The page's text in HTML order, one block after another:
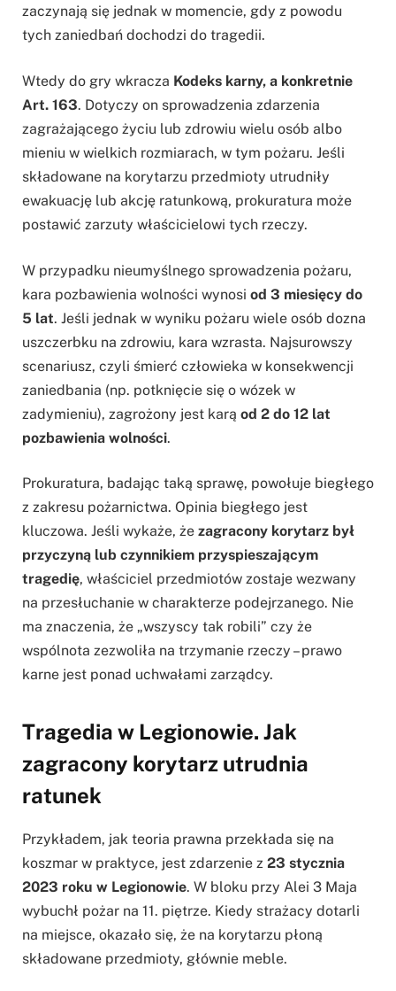
zaczynają się jednak w momencie, gdy z powodu
tych zaniedbań dochodzi do tragedii.
Wtedy do gry wkracza Kodeks karny, a konkretnie
Art. 163. Dotyczy on sprowadzenia zdarzenia
zagrażającego życiu lub zdrowiu wielu osób albo
mieniu w wielkich rozmiarach, w tym pożaru. Jeśli
składowane na korytarzu przedmioty utrudniły
ewakuację lub akcję ratunkową, prokuratura może
postawić zarzuty właścicielowi tych rzeczy.
W przypadku nieumyślnego sprowadzenia pożaru,
kara pozbawienia wolności wynosi od 3 miesięcy do
5 lat. Jeśli jednak w wyniku pożaru wiele osób dozna
uszczerbku na zdrowiu, kara wzrasta. Najsurowszy
scenariusz, czyli śmierć człowieka w konsekwencji
zaniedbania (np. potknięcie się o wózek w
zadymieniu), zagrożony jest karą od 2 do 12 lat
pozbawienia wolności.
Prokuratura, badając taką sprawę, powołuje biegłego
z zakresu pożarnictwa. Opinia biegłego jest
kluczowa. Jeśli wykaże, że zagracony korytarz był
przyczyną lub czynnikiem przyspieszającym
tragedię, właściciel przedmiotów zostaje wezwany
na przesłuchanie w charakterze podejrzanego. Nie
ma znaczenia, że „wszyscy tak robili” czy że
wspólnota zezwoliła na trzymanie rzeczy – prawo
karne jest ponad uchwałami zarządcy.
Tragedia w Legionowie. Jak
zagracony korytarz utrudnia
ratunek
Przykładem, jak teoria prawna przekłada się na
koszmar w praktyce, jest zdarzenie z 23 stycznia
2023 roku w Legionowie. W bloku przy Alei 3 Maja
wybuchł pożar na 11. piętrze. Kiedy strażacy dotarli
na miejsce, okazało się, że na korytarzu płoną
składowane przedmioty, głównie meble.